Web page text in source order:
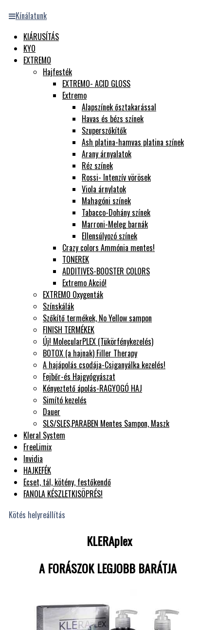
Kínálatunk
KIÁRUSÍTÁS
KYO
EXTREMO
Hajfesték
EXTREMO- ACID GLOSS
Extremo
Alapszínek ősztakarással
Havas és bézs színek
Szuperszőkítők
Ash platina-hamvas platina színek
Arany árnyalatok
Réz színek
Rossi- Intenzív vörösek
Viola árnylatok
Mahagóni színek
Tabacco-Dohány színek
Marroni-Meleg barnák
Ellensúlyozó színek
Crazy colors Ammónia mentes!
TONEREK
ADDITIVES-BOOSTER COLORS
Extremo Akció!
EXTREMO Oxygenták
Színskálák
Szőkítő termékek, No Yellow sampon
FINISH TERMÉKEK
Új! MolecularPLEX (Tükörfénykezelés)
BOTOX (a hajnak) Filler Therapy
A hajápolás csodája-Csiganyálka kezelés!
Fejbőr-és Hajgyógyászat
Kényeztető ápolás-RAGYOGÓ HAJ
Simító kezelés
Dauer
SLS/SLES,PARABEN Mentes Sampon, Maszk
Kleral System
FreeLimix
Invidia
HAJKEFÉK
Ecset, tál, kötény, festőkendő
FANOLA KÉSZLETKISÖPRÉS!
Kötés helyreállítás
KLERAplex
A FORÁSZOK LEGJOBB BARÁTJA